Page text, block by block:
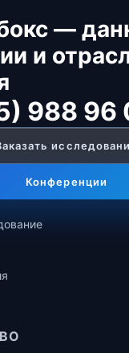
—
и
988 96
Конференции